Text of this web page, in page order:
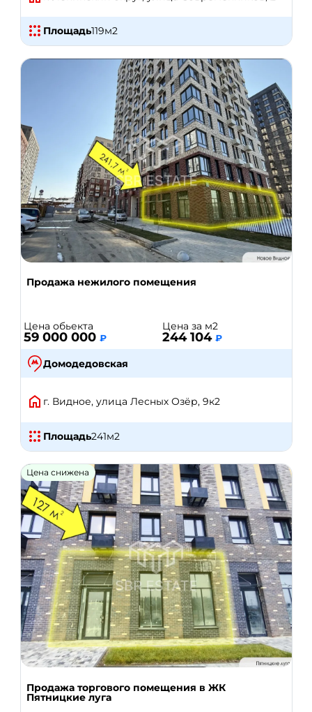
Площадь119м2
Продажа нежилого помещения
Цена обьекта
59 000 000 ₽
Цена за м2
244 104 ₽
Домодедовская
г. Видное, улица Лесных Озёр, 9к2
Площадь241м2
Цена снижена
Продажа торгового помещения в ЖК
Пятницкие луга